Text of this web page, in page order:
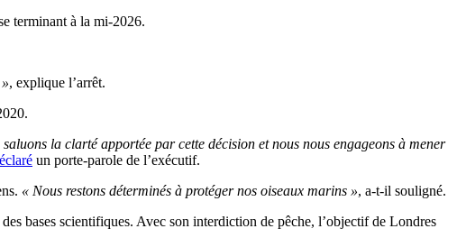
terminant à la mi-2026.
, explique l’arrêt.
saluons la clarté apportée par cette décision et nous nous engageons à mener
un porte-parole de l’exécutif.
« Nous restons déterminés à protéger nos oiseaux marins », a-t-il souligné.
bases scientifiques. Avec son interdiction de pêche, l’objectif de Londres